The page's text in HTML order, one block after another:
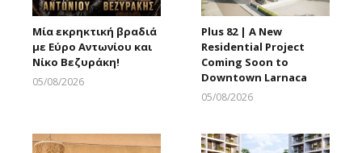
Μία εκρηκτική βραδιά
με Εύρο Αντωνίου και
Νίκο Βεζυράκη!
05/08/2026
Plus 82 | A New
Residential Project
Coming Soon to
Downtown Larnaca
05/08/2026